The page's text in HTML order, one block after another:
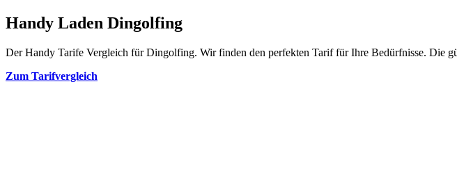
Handy Laden Dingolfing
Der Handy Tarife Vergleich für Dingolfing. Wir finden den perfekten Tarif für Ihre Bedürfnisse. Die
Zum Tarifvergleich